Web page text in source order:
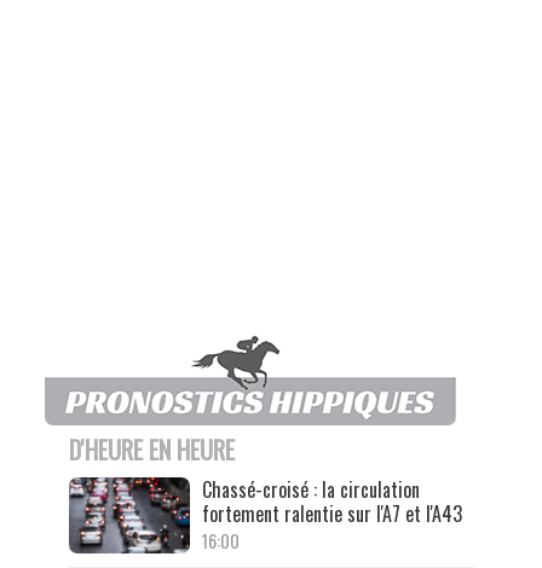
D'HEURE EN HEURE
Chassé-croisé : la circulation
fortement ralentie sur l'A7 et l'A43
16:00